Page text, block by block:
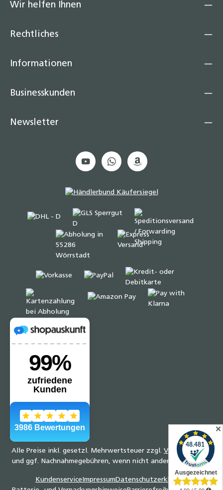
Wir helfen Ihnen
Rechtliches
Informationen
Businesskunden
Newsletter
Alle Preise inkl. gesetzl. Mehrwertsteuer zzgl. Versandkosten
und ggf. Nachnahmegebühren, wenn nicht anders angegeben.
KundenserviceImpressumDatenschutzerklärung
✕